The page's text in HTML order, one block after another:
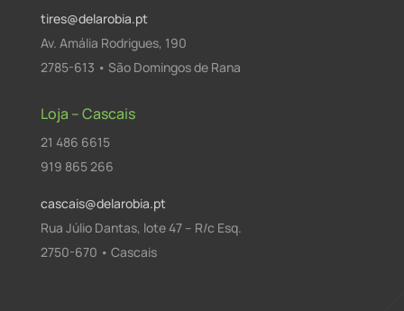
tires@delarobia.pt
Av. Amália Rodrigues, 190
2785-613 • São Domingos de Rana
Loja – Cascais
21 486 6615
919 865 266
cascais@delarobia.pt
Rua Júlio Dantas, lote 47 – R/c Esq.
2750-670 • Cascais